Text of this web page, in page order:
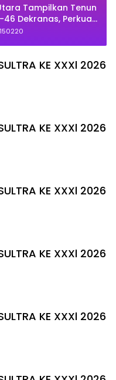
Tampilkan Tenun
46 Dekranas, Perkuat
150220
KE XXXl 2026
KE XXXl 2026
KE XXXl 2026
KE XXXl 2026
KE XXXl 2026